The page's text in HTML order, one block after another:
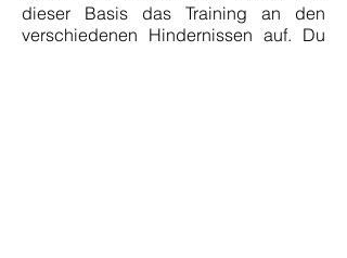
dieser Basis das Training an den
verschiedenen Hindernissen auf. Du